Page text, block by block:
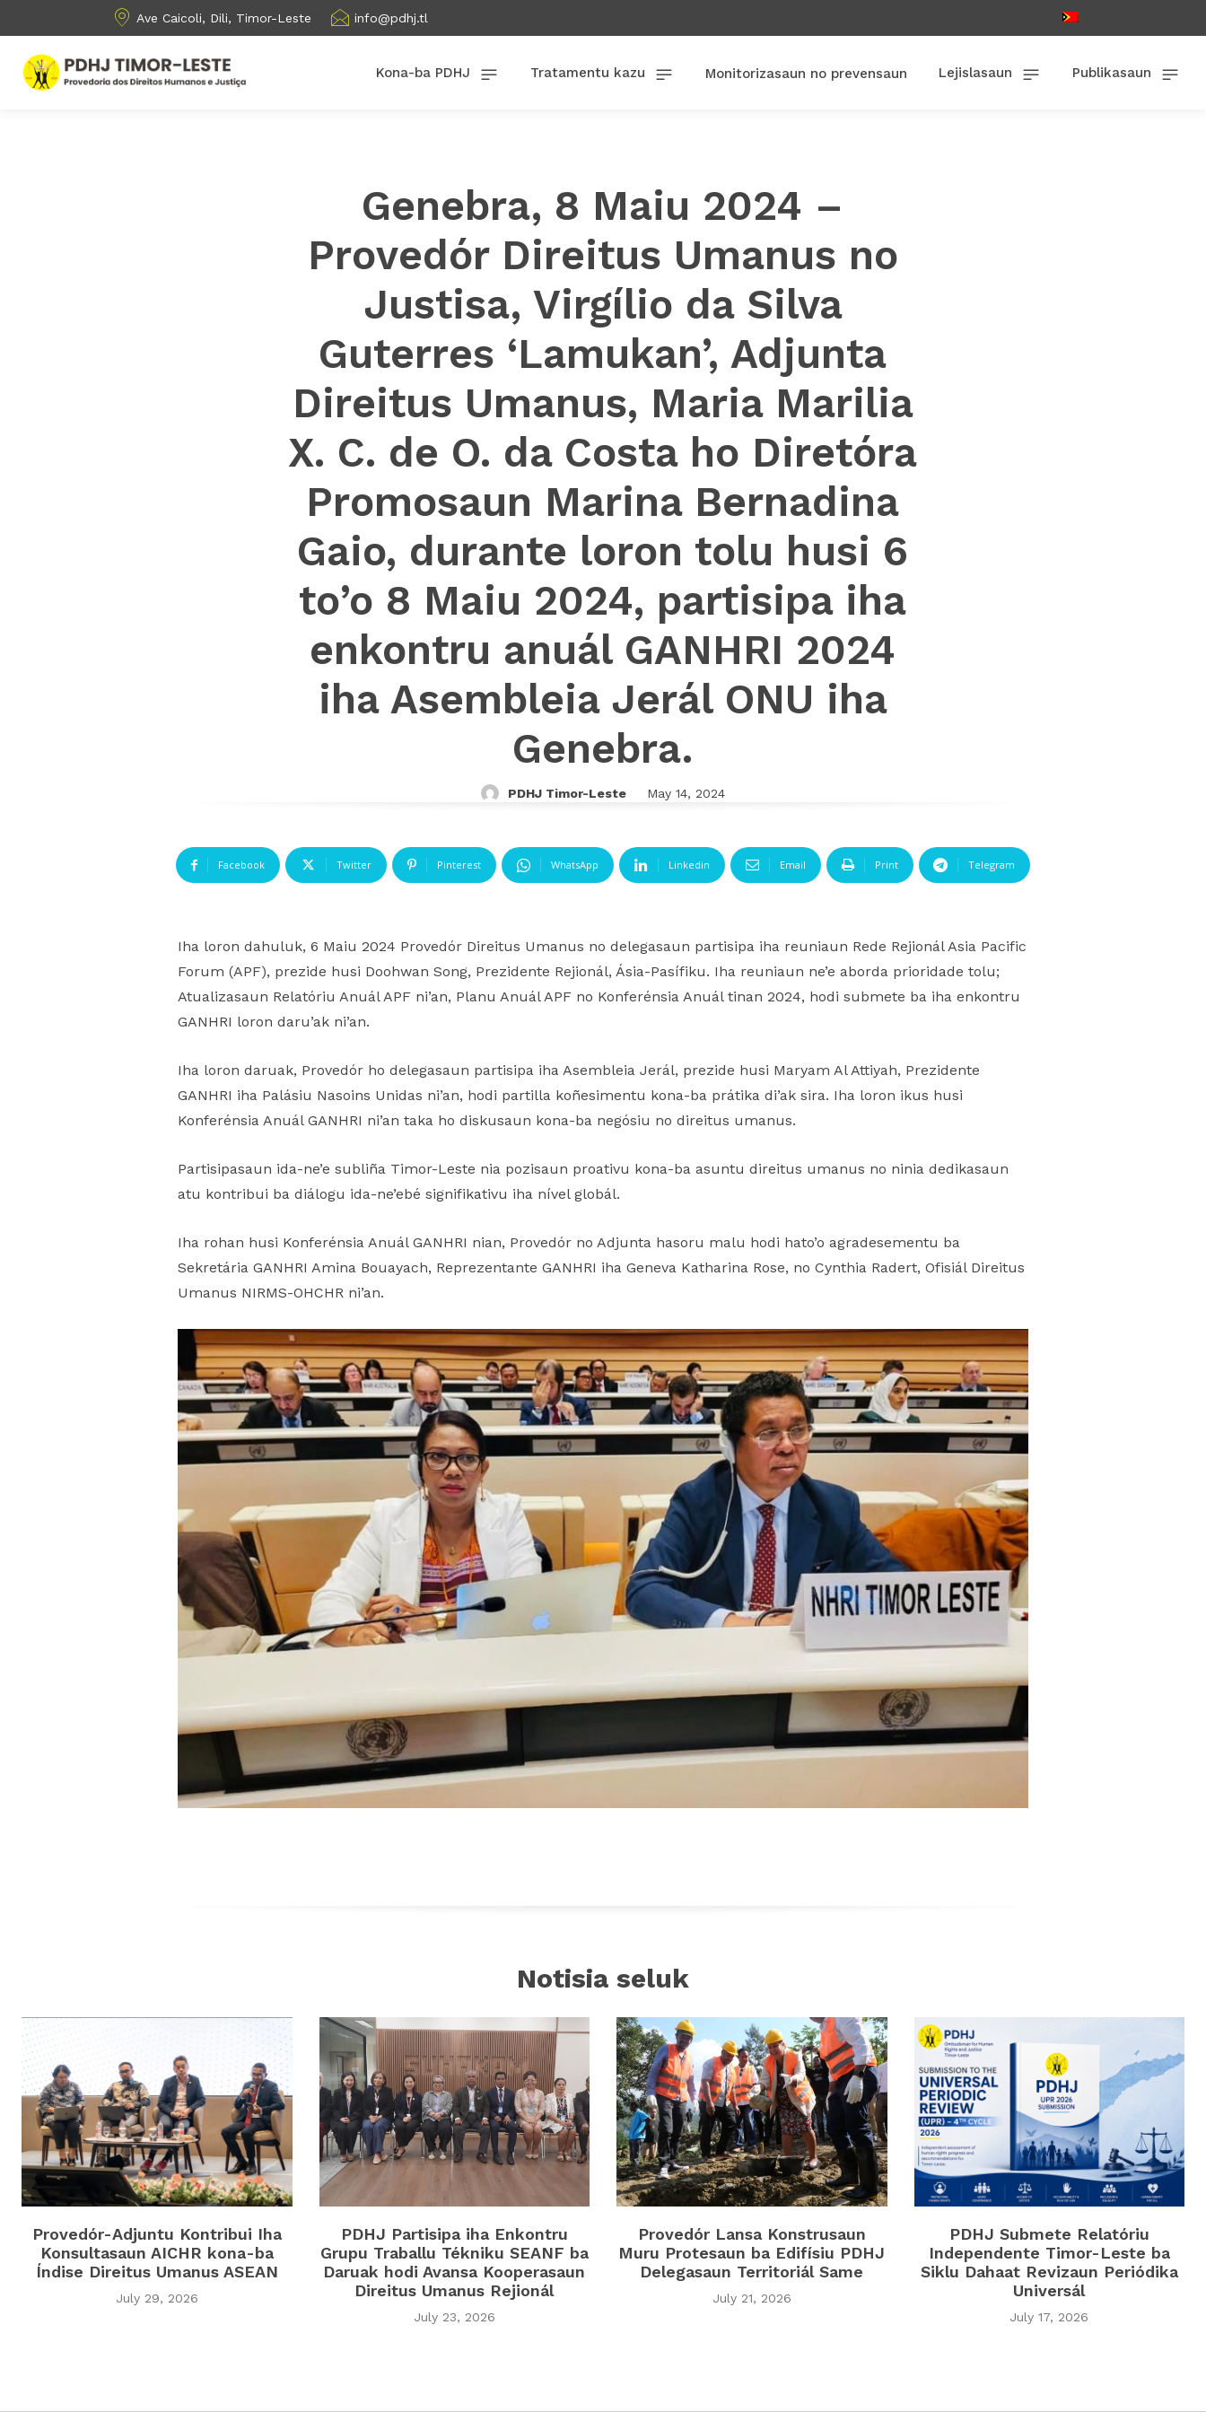
Ave Caicoli, Dili, Timor-Leste info@pdhj.tl
Kona-ba PDHJ Tratamentu kazu Monitorizasaun no prevensaun Lejislasaun Publikasaun
Genebra, 8 Maiu 2024 –
Provedór Direitus Umanus no
Justisa, Virgílio da Silva
Guterres ‘Lamukan’, Adjunta
Direitus Umanus, Maria Marilia
X. C. de O. da Costa ho Diretóra
Promosaun Marina Bernadina
Gaio, durante loron tolu husi 6
to’o 8 Maiu 2024, partisipa iha
enkontru anuál GANHRI 2024
iha Asembleia Jerál ONU iha
Genebra.
PDHJ Timor-Leste May 14, 2024
Facebook Twitter Pinterest WhatsApp Linkedin Email Print Telegram
Iha loron dahuluk, 6 Maiu 2024 Provedór Direitus Umanus no delegasaun partisipa iha reuniaun Rede Rejionál Asia Pacific
Forum (APF), prezide husi Doohwan Song, Prezidente Rejionál, Ásia-Pasífiku. Iha reuniaun ne’e aborda prioridade tolu;
Atualizasaun Relatóriu Anuál APF ni’an, Planu Anuál APF no Konferénsia Anuál tinan 2024, hodi submete ba iha enkontru
GANHRI loron daru’ak ni’an.
Iha loron daruak, Provedór ho delegasaun partisipa iha Asembleia Jerál, prezide husi Maryam Al Attiyah, Prezidente
GANHRI iha Palásiu Nasoins Unidas ni’an, hodi partilla koñesimentu kona-ba prátika di’ak sira. Iha loron ikus husi
Konferénsia Anuál GANHRI ni’an taka ho diskusaun kona-ba negósiu no direitus umanus.
Partisipasaun ida-ne’e subliña Timor-Leste nia pozisaun proativu kona-ba asuntu direitus umanus no ninia dedikasaun
atu kontribui ba diálogu ida-ne’ebé signifikativu iha nível globál.
Iha rohan husi Konferénsia Anuál GANHRI nian, Provedór no Adjunta hasoru malu hodi hato’o agradesementu ba
Sekretária GANHRI Amina Bouayach, Reprezentante GANHRI iha Geneva Katharina Rose, no Cynthia Radert, Ofisiál Direitus
Umanus NIRMS-OHCHR ni’an.
Notisia seluk
Provedór-Adjuntu Kontribui Iha
Konsultasaun AICHR kona-ba
Índise Direitus Umanus ASEAN
July 29, 2026
PDHJ Partisipa iha Enkontru
Grupu Traballu Tékniku SEANF ba
Daruak hodi Avansa Kooperasaun
Direitus Umanus Rejionál
July 23, 2026
Provedór Lansa Konstrusaun
Muru Protesaun ba Edifísiu PDHJ
Delegasaun Territoriál Same
July 21, 2026
PDHJ Submete Relatóriu
Independente Timor-Leste ba
Siklu Dahaat Revizaun Periódika
Universál
July 17, 2026